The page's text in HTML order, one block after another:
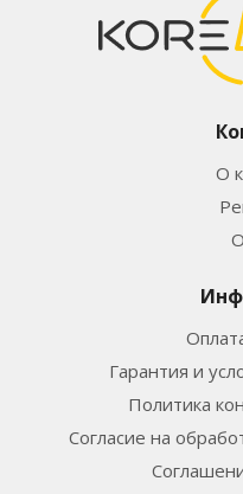
О
Гарантия и
Политика
Согласие на